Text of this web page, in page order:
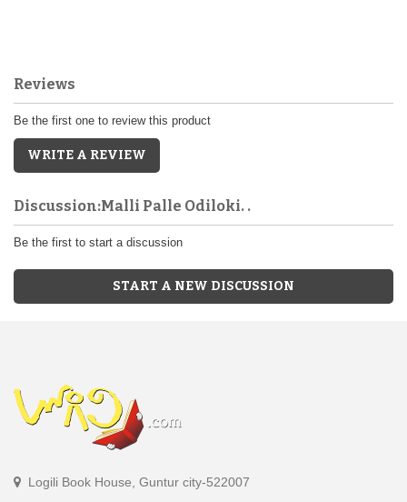
Reviews
Be the first one to review this product
WRITE A REVIEW
Discussion:Malli Palle Odiloki. .
Be the first to start a discussion
START A NEW DISCUSSION
Logili Book House, Guntur city-522007